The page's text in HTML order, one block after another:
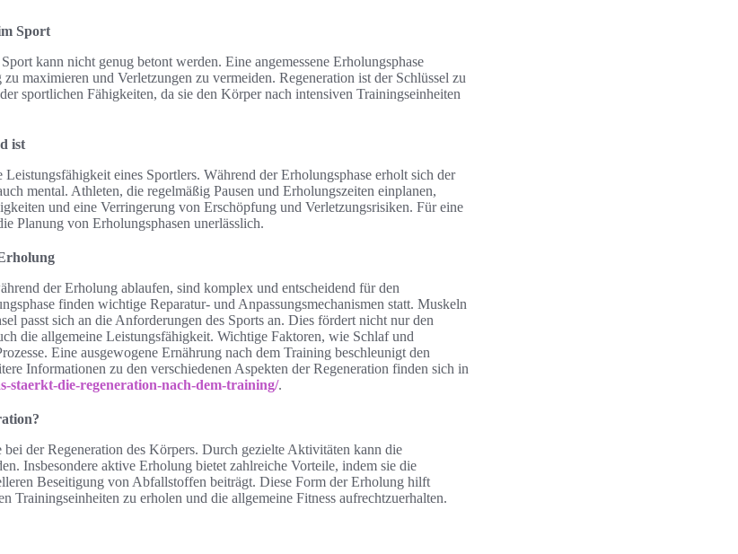
Sport
kann nicht genug betont werden. Eine angemessene Erholungsphase
maximieren und Verletzungen zu vermeiden. Regeneration ist der Schlüssel zu
sportlichen Fähigkeiten, da sie den Körper nach intensiven Trainingseinheiten
ist
eines Sportlers. Während der Erholungsphase erholt sich der
mental. Athleten, die regelmäßig Pausen und Erholungszeiten einplanen,
und eine Verringerung von Erschöpfung und Verletzungsrisiken. Für eine
Planung von Erholungsphasen unerlässlich.
der Erholung ablaufen, sind komplex und entscheidend für den
finden wichtige Reparatur- und Anpassungsmechanismen statt. Muskeln
passt sich an die Anforderungen des Sports an. Dies fördert nicht nur den
die allgemeine Leistungsfähigkeit. Wichtige Faktoren, wie Schlaf und
Eine ausgewogene Ernährung nach dem Training beschleunigt den
Informationen zu den verschiedenen Aspekten der Regeneration finden sich in
staerkt-die-regeneration-nach-dem-training/.
bei der Regeneration des Körpers. Durch gezielte Aktivitäten kann die
Insbesondere aktive Erholung bietet zahlreiche Vorteile, indem sie die
Beseitigung von Abfallstoffen beiträgt. Diese Form der Erholung hilft
Trainingseinheiten zu erholen und die allgemeine Fitness aufrechtzuerhalten.